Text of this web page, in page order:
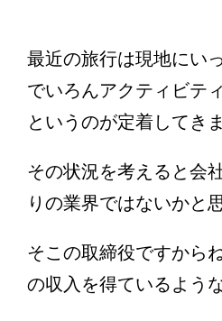
最近の旅行は現地にい
でいろんアクティビテ
というのが定着してき
その状況を考えると会
りの業界ではないかと
そこの取締役ですから
の収入を得ているよう